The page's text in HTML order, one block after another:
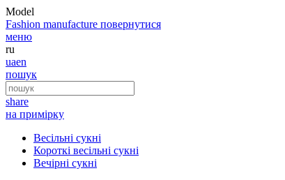
Model
Fashion manufacture повернутися
меню
ru
uaen
пошук
share
на примірку
Весільні сукні
Короткі весільні сукні
Вечірні сукні